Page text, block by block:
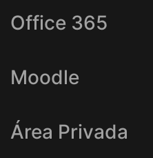
Office 365
Moodle
Área Privada